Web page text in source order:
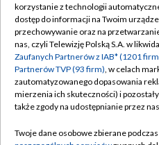
Abonament TVP
Emisja w TVP
Centrum informacji TVP
Naziemna Telewizja
Polityka
Moje
korzystanie z technologii
dostęp do informacji na Twoim
przechowywanie oraz na
nas, czyli Telewizję Polską S.A. w
Zaufanych Partnerów z IAB* (1201
Partnerów TVP (93 firm), w celach
zautomatyzowanego dopasowania
mierzenia ich skuteczności) i
także zgody na udostępnianie przez
Twoje dane osobowe zbierane